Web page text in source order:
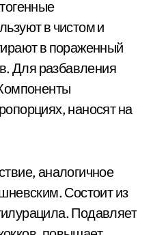
в чистом и
в пораженный
Для разбавления
наносят на
аналогичное
Состоит из
Подавляет